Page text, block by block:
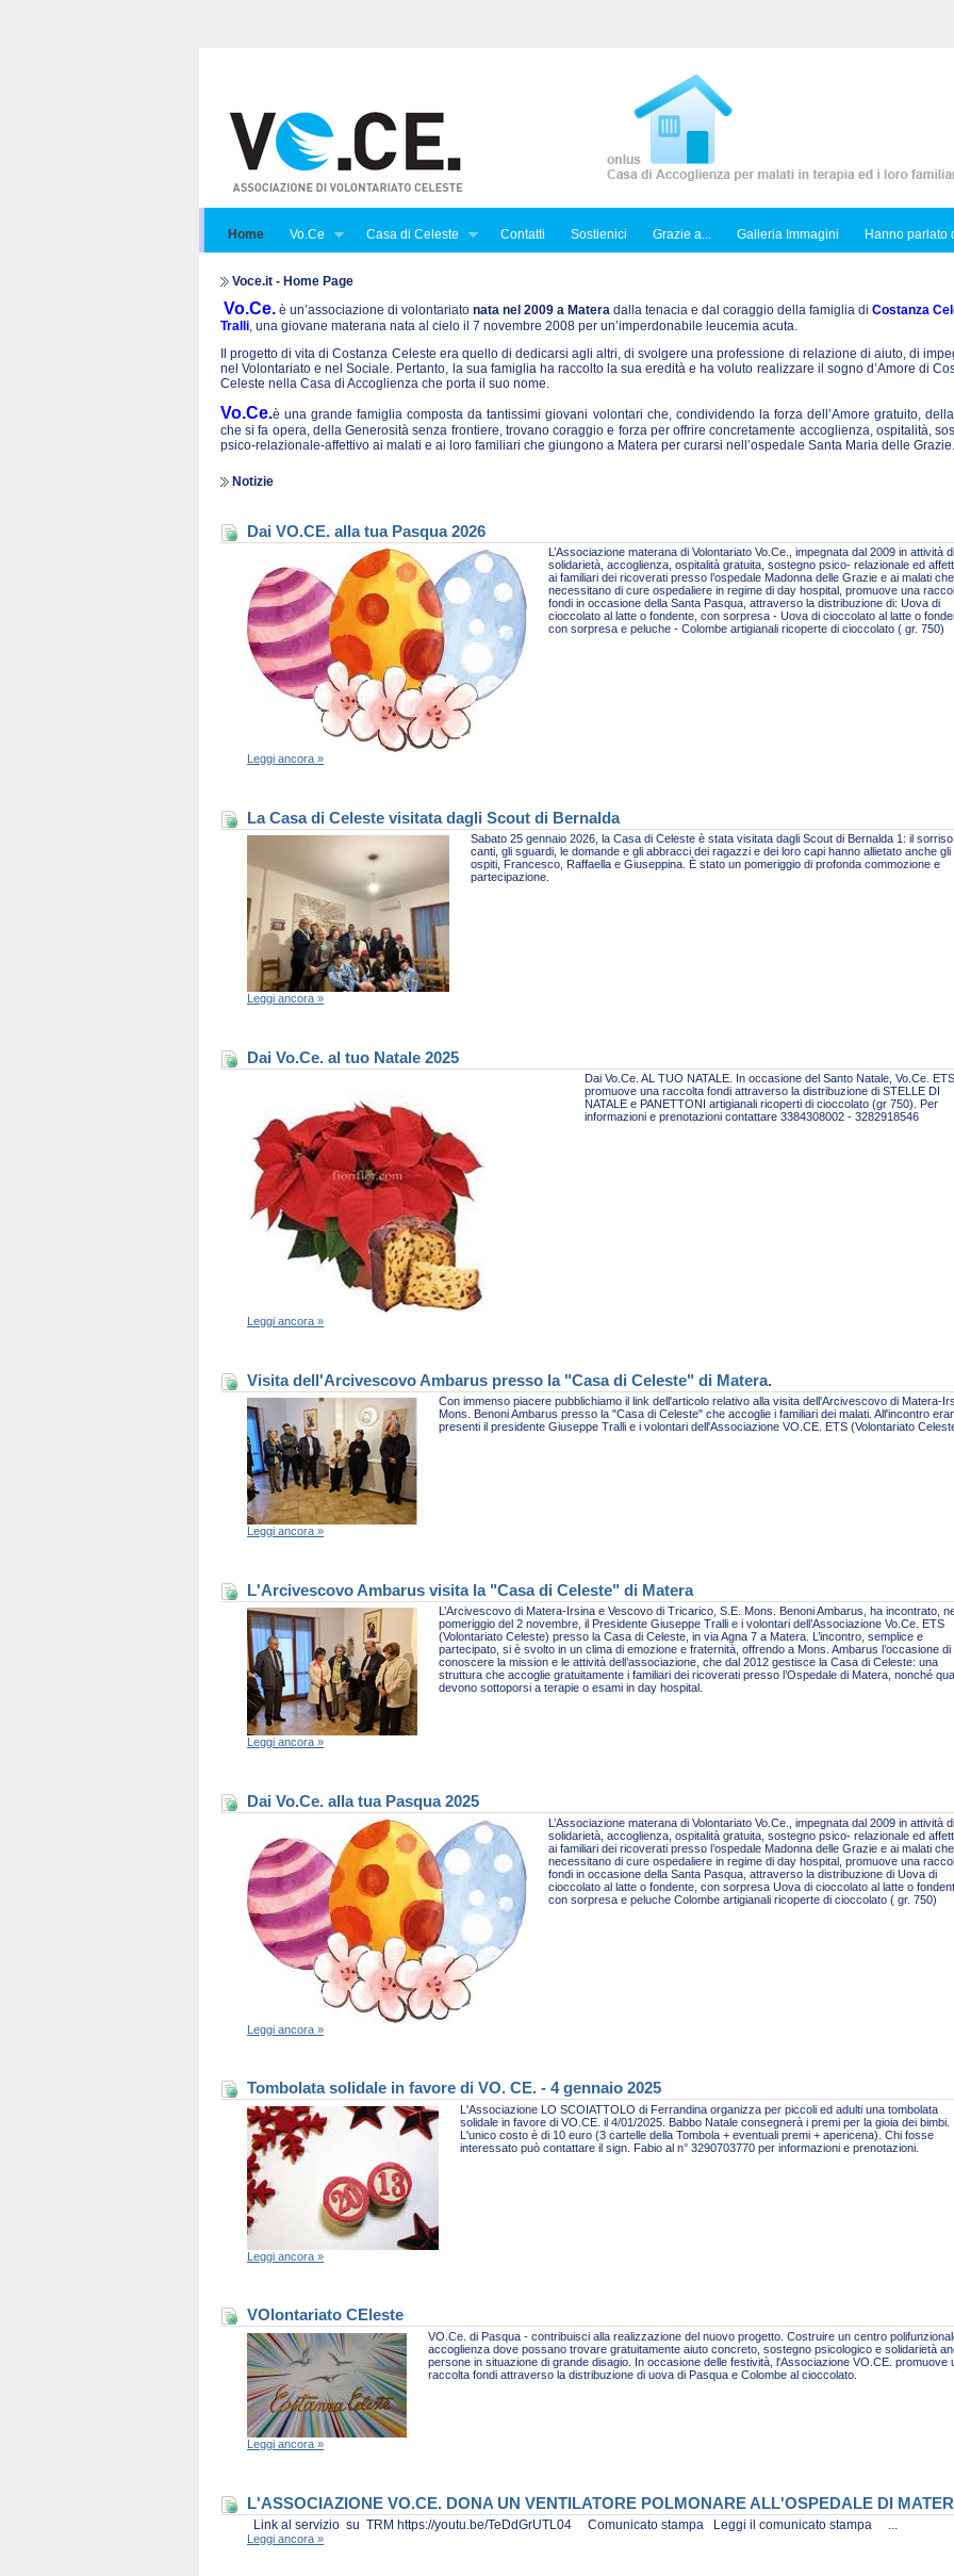
Home Vo.Ce Casa di Celeste Contatti Sostienici Grazie a... Galleria Immagini Hanno parlato
Voce.it - Home Page
Vo.Ce. è un’associazione di volontariato nata nel 2009 a Matera dalla tenacia e dal coraggio della famiglia di Costanza
Tralli, una giovane materana nata al cielo il 7 novembre 2008 per un’imperdonabile leucemia acuta.
Il progetto di vita di Costanza Celeste era quello di dedicarsi agli altri, di svolgere una professione di relazione di aiuto, di
nel Volontariato e nel Sociale. Pertanto, la sua famiglia ha raccolto la sua eredità e ha voluto realizzare il sogno d’Amore di
Celeste nella Casa di Accoglienza che porta il suo nome.
Vo.Ce.è una grande famiglia composta da tantissimi giovani volontari che, condividendo la forza dell’Amore gratuito,
che si fa opera, della Generosità senza frontiere, trovano coraggio e forza per offrire concretamente accoglienza, ospitalità,
psico-relazionale-affettivo ai malati e ai loro familiari che giungono a Matera per curarsi nell’ospedale Santa Maria delle Grazie.
Notizie
Dai VO.CE. alla tua Pasqua 2026
L’Associazione materana di Volontariato Vo.Ce., impegnata dal 2009 in attività di
solidarietà, accoglienza, ospitalità gratuita, sostegno psico- relazionale ed
ai familiari dei ricoverati presso l’ospedale Madonna delle Grazie e ai malati che
necessitano di cure ospedaliere in regime di day hospital, promuove una
fondi in occasione della Santa Pasqua, attraverso la distribuzione di: Uova di
cioccolato al latte o fondente, con sorpresa - Uova di cioccolato al latte o
con sorpresa e peluche - Colombe artigianali ricoperte di cioccolato ( gr. 750)
Leggi ancora »
La Casa di Celeste visitata dagli Scout di Bernalda
Sabato 25 gennaio 2026, la Casa di Celeste è stata visitata dagli Scout di Bernalda 1: il
canti, gli sguardi, le domande e gli abbracci dei ragazzi e dei loro capi hanno allietato anche gli
ospiti, Francesco, Raffaella e Giuseppina. È stato un pomeriggio di profonda commozione e
partecipazione.
Leggi ancora »
Dai Vo.Ce. al tuo Natale 2025
Dai Vo.Ce. AL TUO NATALE. In occasione del Santo Natale, Vo.Ce. ETS
promuove una raccolta fondi attraverso la distribuzione di STELLE DI
NATALE e PANETTONI artigianali ricoperti di cioccolato (gr 750). Per
informazioni e prenotazioni contattare 3384308002 - 3282918546
Leggi ancora »
Visita dell'Arcivescovo Ambarus presso la "Casa di Celeste" di Matera.
Con immenso piacere pubblichiamo il link dell'articolo relativo alla visita dell'Arcivescovo di Matera-
Mons. Benoni Ambarus presso la "Casa di Celeste" che accoglie i familiari dei malati. All'incontro
presenti il presidente Giuseppe Tralli e i volontari dell'Associazione VO.CE. ETS (Volontariato
Leggi ancora »
L'Arcivescovo Ambarus visita la "Casa di Celeste" di Matera
L’Arcivescovo di Matera-Irsina e Vescovo di Tricarico, S.E. Mons. Benoni Ambarus, ha incontrato,
pomeriggio del 2 novembre, il Presidente Giuseppe Tralli e i volontari dell’Associazione Vo.Ce. ETS
(Volontariato Celeste) presso la Casa di Celeste, in via Agna 7 a Matera. L’incontro, semplice e
partecipato, si è svolto in un clima di emozione e fraternità, offrendo a Mons. Ambarus l’occasione di
conoscere la mission e le attività dell’associazione, che dal 2012 gestisce la Casa di Celeste: una
struttura che accoglie gratuitamente i familiari dei ricoverati presso l’Ospedale di Matera, nonché
devono sottoporsi a terapie o esami in day hospital.
Leggi ancora »
Dai Vo.Ce. alla tua Pasqua 2025
L’Associazione materana di Volontariato Vo.Ce., impegnata dal 2009 in attività di
solidarietà, accoglienza, ospitalità gratuita, sostegno psico- relazionale ed
ai familiari dei ricoverati presso l’ospedale Madonna delle Grazie e ai malati che
necessitano di cure ospedaliere in regime di day hospital, promuove una
fondi in occasione della Santa Pasqua, attraverso la distribuzione di Uova di
cioccolato al latte o fondente, con sorpresa Uova di cioccolato al latte o
con sorpresa e peluche Colombe artigianali ricoperte di cioccolato ( gr. 750)
Leggi ancora »
Tombolata solidale in favore di VO. CE. - 4 gennaio 2025
L'Associazione LO SCOIATTOLO di Ferrandina organizza per piccoli ed adulti una tombolata
solidale in favore di VO.CE. il 4/01/2025. Babbo Natale consegnerà i premi per la gioia dei bimbi.
L'unico costo è di 10 euro (3 cartelle della Tombola + eventuali premi + apericena). Chi fosse
interessato può contattare il sign. Fabio al n° 3290703770 per informazioni e prenotazioni.
Leggi ancora »
VOlontariato CEleste
VO.Ce. di Pasqua - contribuisci alla realizzazione del nuovo progetto. Costruire un centro
accoglienza dove possano trovare gratuitamente aiuto concreto, sostegno psicologico e solidarietà
persone in situazione di grande disagio. In occasione delle festività, l'Associazione VO.CE. promuove
raccolta fondi attraverso la distribuzione di uova di Pasqua e Colombe al cioccolato.
Leggi ancora »
L'ASSOCIAZIONE VO.CE. DONA UN VENTILATORE POLMONARE ALL'OSPEDALE DI
Link al servizio su TRM https://youtu.be/TeDdGrUTL04 Comunicato stampa Leggi il comunicato stampa ...
Leggi ancora »